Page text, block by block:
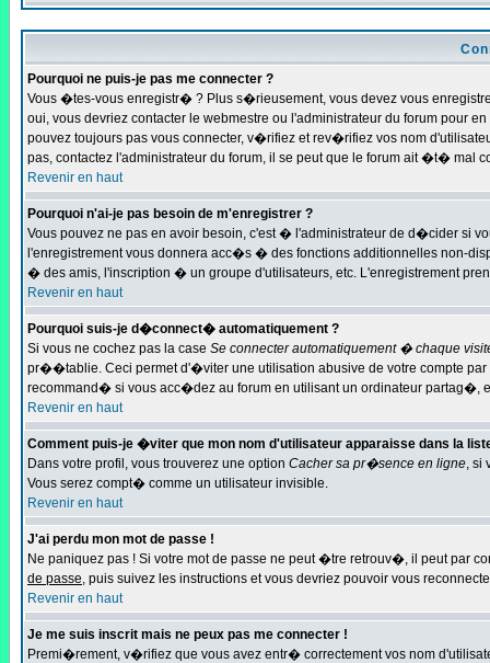
Pourquoi ne puis-je pas me connecter ?
Vous �tes-vous enregistr� ? Plus s�rieusement, vous devez vous
oui, vous devriez contacter le webmestre ou l'administrateur du forum
pouvez toujours pas vous connecter, v�rifiez et rev�rifiez vos nom
pas, contactez l'administrateur du forum, il se peut que le forum ait �t� mal
Revenir en haut
Pourquoi n'ai-je pas besoin de m'enregistrer ?
Vous pouvez ne pas en avoir besoin, c'est � l'administrateur de d�cider si
l'enregistrement vous donnera acc�s � des fonctions additionnelles non-
� des amis, l'inscription � un groupe d'utilisateurs, etc. L'enregistrement
Revenir en haut
Pourquoi suis-je d�connect� automatiquement ?
Si vous ne cochez pas la case Se connecter automatiquement � chaque
pr��tablie. Ceci permet d'�viter une utilisation abusive de votre compte
recommand� si vous acc�dez au forum en utilisant un ordinateur
Revenir en haut
Comment puis-je �viter que mon nom d'utilisateur apparaisse dans la
Dans votre profil, vous trouverez une option Cacher sa pr�sence en ligne, si
Vous serez compt� comme un utilisateur invisible.
Revenir en haut
J'ai perdu mon mot de passe !
Ne paniquez pas ! Si votre mot de passe ne peut �tre retrouv�, il peut par
de passe, puis suivez les instructions et vous devriez pouvoir vous
Revenir en haut
Je me suis inscrit mais ne peux pas me connecter !
Premi�rement, v�rifiez que vous avez entr� correctement vos nom